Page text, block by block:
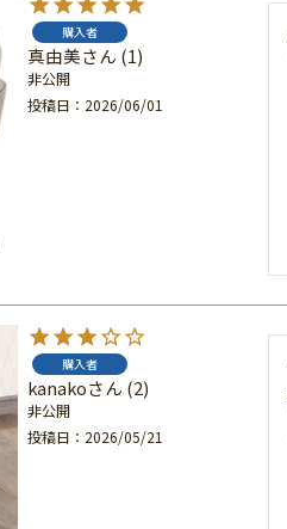
購入者
真由美 1
非公開
投稿日
2026/06/01
購入者
kanako 2
非公開
投稿日
2026/05/21